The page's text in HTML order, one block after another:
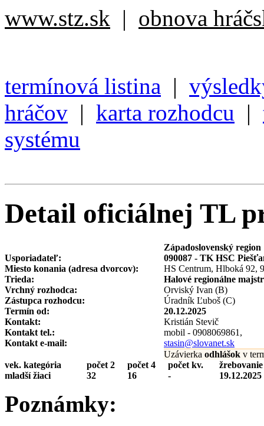
www.stz.sk | obnova
termínová listina |
hráčov | karta rozhodcu |
systému
Detail oficiálnej TL
Západoslovenský region
Usporiadateľ:
090087 - TK HSC
Miesto konania (adresa dvorcov):
HS Centrum, Hlboká 92,
Trieda:
Halové regionálne
Vrchný rozhodca:
Orviský Ivan (B)
Zástupca rozhodcu:
Úradník Ľuboš (C)
Termín od:
20.12.2025
Kontakt:
Kristián Stevič
Kontakt tel.:
mobil - 0908069861,
Kontakt e-mail:
stasin@slovanet.sk
Uzávierka odhlášok v
vek. kategória
počet 2 počet 4 počet kv.
žrebovanie
mladší žiaci
32 16 -
Poznámky: